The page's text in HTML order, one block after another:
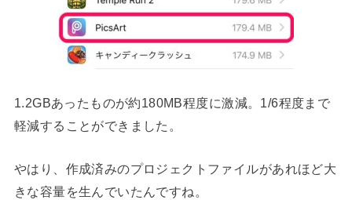
1.2GBあったものが約180MB程度に激減。1/6程度まで
軽減することができました。
やはり、作成済みのプロジェクトファイルがあれほど大
きな容量を生んでいたんですね。